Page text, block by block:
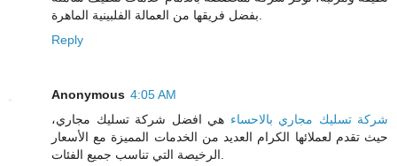
Reply
Anonymous 4:05 AM
شركة تسليك مجاري بالاحساء هي افضل شركة تسليك مجاري،
حيث تقدم لعملائها الكرام العديد من الخدمات المميزة مع الأسعار